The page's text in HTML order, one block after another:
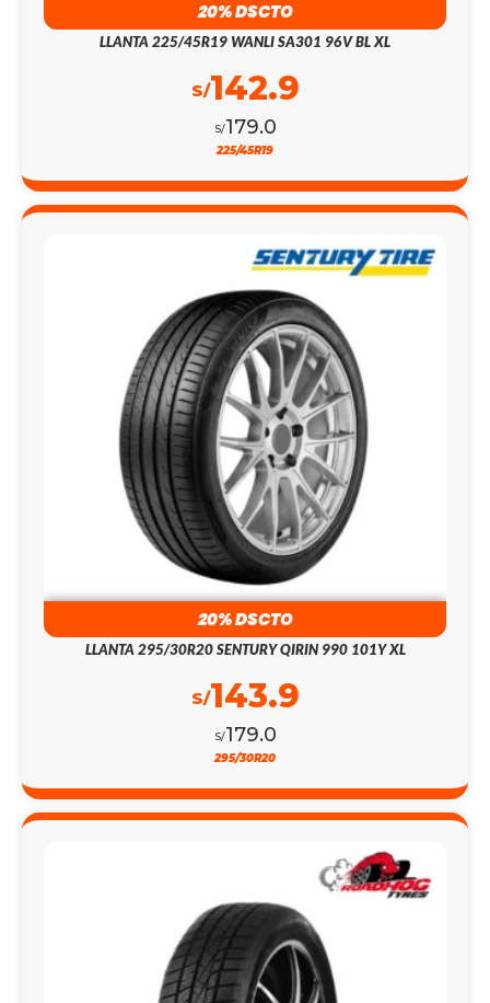
20% DSCTO
LLANTA 225/45R19 WANLI SA301 96V BL XL
S/179.0
S/142.9
225/45R19
20% DSCTO
LLANTA 295/30R20 SENTURY QIRIN 990 101Y XL
S/179.0
S/143.9
295/30R20